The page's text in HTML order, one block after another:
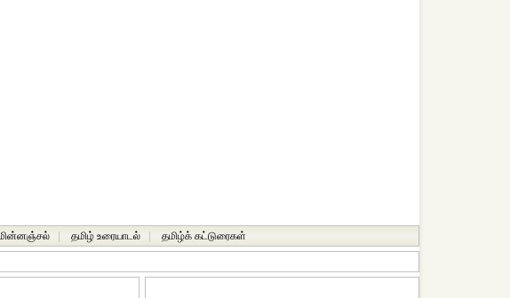
மின்னஞ்சல் தமிழ் உரையாடல் தமிழ்க் கட்டுரைகள்